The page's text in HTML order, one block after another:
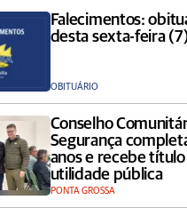
Falecimentos:
desta sexta-feira
OBITUÁRIO
Conselho
Segurança
anos e recebe
utilidade pública
PONTA GROSSA